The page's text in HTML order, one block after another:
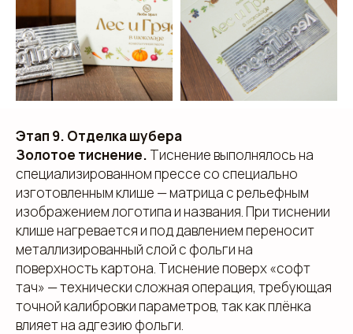
Этап 9. Отделка шубера
Золотое тиснение. Тиснение выполнялось на
специализированном прессе со специально
изготовленным клише — матрица с рельефным
изображением логотипа и названия. При тиснении
клише нагревается и под давлением переносит
металлизированный слой с фольги на
поверхность картона. Тиснение поверх «софт
тач» — технически сложная операция, требующая
точной калибровки параметров, так как плёнка
влияет на адгезию фольги.
уникальность вашей продукции. Наши
специалисты готовы ответить на все вопросы и
предложить решения, соответствующие вашим
задачам и бюджету.
+7